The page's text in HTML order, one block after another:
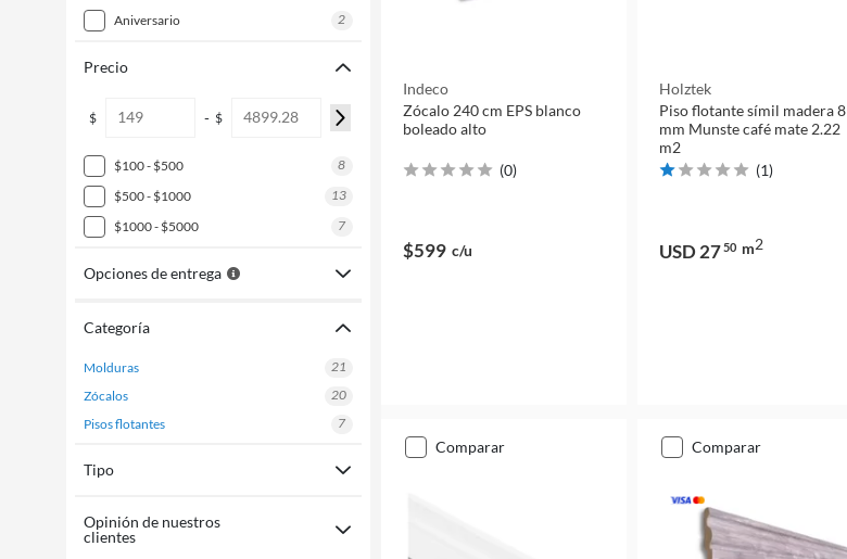
aniversario 2
Precio
$ - $
$100 - $500
8
$500 - $1000
13
$1000 - $5000
7
Opciones de entrega
Categoría
molduras
21
zócalos
20
pisos flotantes
7
Tipo
Opinión de nuestros
clientes
Indeco
Zócalo 240 cm EPS blanco
boleado alto
(0)
$599 c/u
Holztek
Piso flotante símil madera 8
mm Munste café mate 2.22
m2
(1)
USD 2750 m2
comparar comparar